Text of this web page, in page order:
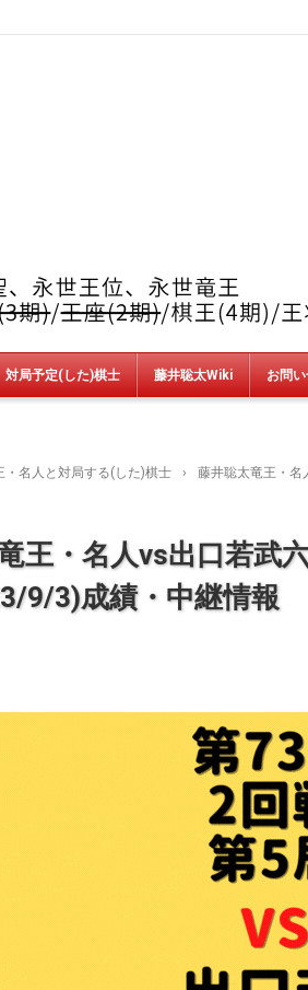
対局予定(した)棋士 藤井聡太Wiki お問
・名人と対局する(した)棋士 ›
藤井聡太竜王・
王・名人vs出口若武
9/3)成績・中継情報